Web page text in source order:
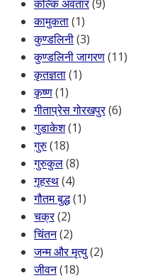
कल्कि अवतार(9)
कामुकता(1)
कुण्डलिनी(3)
कुण्डलिनी जागरण(11)
कृतज्ञता(1)
कृष्ण(1)
गीताप्रेस गोरखपुर(6)
गुडाकेश(1)
गुरु(18)
गुरुकुल(8)
गृहस्थ(4)
गौतम बुद्ध(1)
चक्र(2)
चिंतन(2)
जन्म और मृत्यु(2)
जीवन(18)